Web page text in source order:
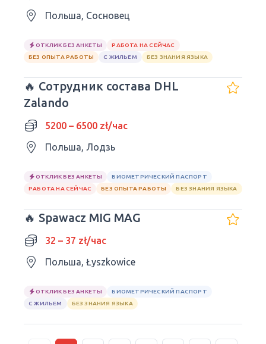
Польша, Сосновец
ОТКЛИК БЕЗ АНКЕТЫ
РАБОТА НА СЕЙЧАС
БЕЗ ОПЫТА РАБОТЫ
С ЖИЛЬЕМ БЕЗ ЗНАНИЯ ЯЗЫКА
🔥 Сотрудник состава DHL
Zalando
5200 – 6500 zł/час
Польша, Лодзь
ОТКЛИК БЕЗ АНКЕТЫ
БИОМЕТРИЧЕСКИЙ ПАСПОРТ
РАБОТА НА СЕЙЧАС
БЕЗ ОПЫТА РАБОТЫ БЕЗ ЗНАНИЯ ЯЗЫКА
🔥 Spawacz MIG MAG
32 – 37 zł/час
Польша, Łyszkowice
ОТКЛИК БЕЗ АНКЕТЫ
БИОМЕТРИЧЕСКИЙ ПАСПОРТ
С ЖИЛЬЕМ
БЕЗ ЗНАНИЯ ЯЗЫКА